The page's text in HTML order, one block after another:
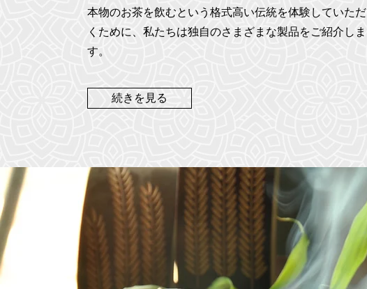
本物のお茶を飲むという格式高い伝統を体験していただ
くために、私たちは独自のさまざまな製品をご紹介しま
す。
続きを見る